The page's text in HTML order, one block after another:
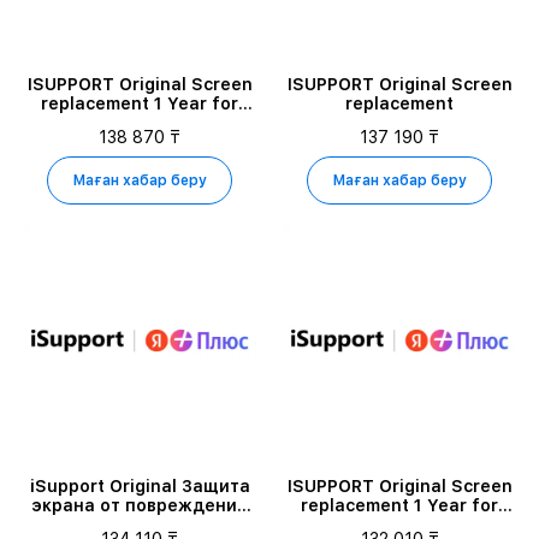
ISUPPORT Original Screen
replacement 1 Year for
138 870 ₸
Маған хабар беру
ISUPPORT Original Screen
replacement
137 190 ₸
Маған хабар беру
iSupport Original Защита
экрана от повреждений
ISUPPORT Original Screen
replacement 1 Year for